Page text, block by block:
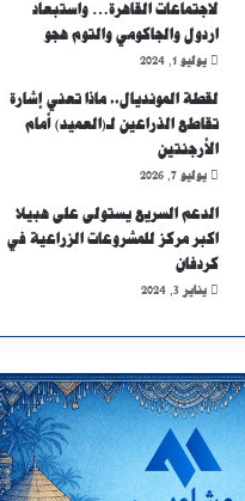
لاجتماعات القاهرة… واستبعاد
اردول والجاكومي والتوم هجو
يوليو 1, 2024
لقطة المونديال.. ماذا تعني إشارة
تقاطع الذراعين لـ(العميد) أمام
الأرجنتين
يوليو 7, 2026
الدعم السريع يستولى على هبيلا
اكبر مركز للمشروعات الزراعية في
كردفان
يناير 3, 2024